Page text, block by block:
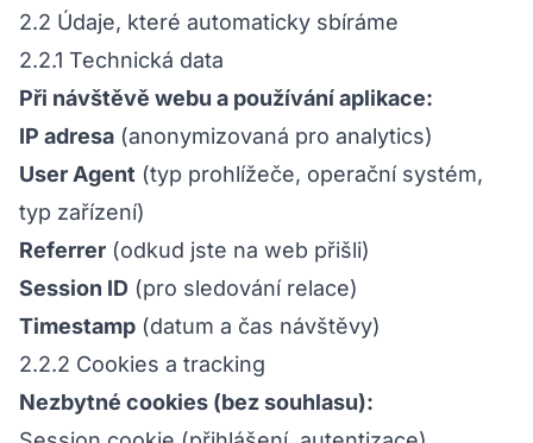
2.2 Údaje, které automaticky sbíráme
2.2.1 Technická data
Při návštěvě webu a používání aplikace:
IP adresa (anonymizovaná pro analytics)
User Agent (typ prohlížeče, operační systém,
typ zařízení)
Referrer (odkud jste na web přišli)
Session ID (pro sledování relace)
Timestamp (datum a čas návštěvy)
2.2.2 Cookies a tracking
Nezbytné cookies (bez souhlasu):